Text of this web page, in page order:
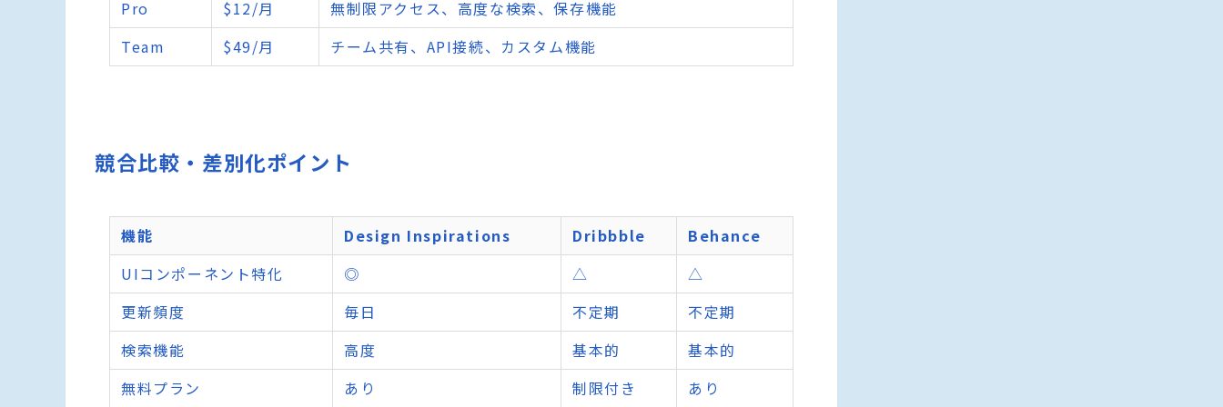
Pro
$12/月
無制限アクセス、高度な検索、保存機能
Team
$49/月 チーム共有、API接続、カスタム機能
競合比較・差別化ポイント
機能 Design Inspirations Dribbble
Behance
UIコンポーネント特化
◎ △
△
更新頻度
毎日 不定期
不定期
検索機能
高度 基本的
基本的
無料プラン
あり 制限付き あり